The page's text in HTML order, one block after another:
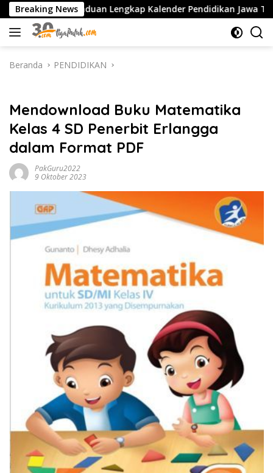
Langsung
ke
konten
Breaking News
PDF: Panduan Lengkap Kalender Pendidikan Jawa Timur,
Beranda PENDIDIKAN
Mendownload Buku Matematika
Kelas 4 SD Penerbit Erlangga
dalam Format PDF
PakGuru2022
9 Oktober 2023